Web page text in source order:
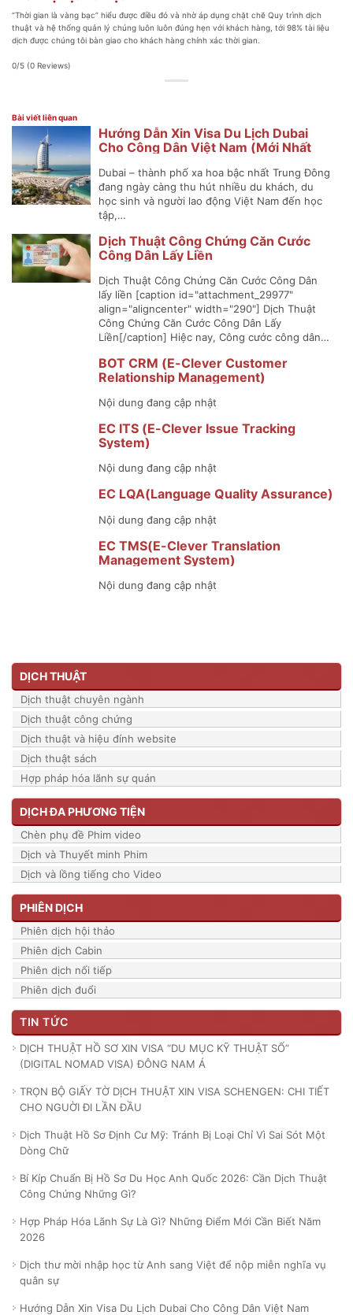
“Thời gian là vàng bạc” hiểu được điều đó và nhờ áp dụng chặt chẽ Quy trình dịch
thuật và hệ thống quản lý chúng luôn luôn đúng hẹn với khách hàng, tới 98% tài liệu
dịch được chúng tôi bàn giao cho khách hàng chính xác thời gian.
0/5 (0 Reviews)
Bài viết liên quan
Hướng Dẫn Xin Visa Du Lịch Dubai
Cho Công Dân Việt Nam (Mới Nhất
Dubai – thành phố xa hoa bậc nhất Trung Đông
đang ngày càng thu hút nhiều du khách, du
học sinh và người lao động Việt Nam đến học
tập,…
Dịch Thuật Công Chứng Căn Cước
Công Dân Lấy Liền
Dịch Thuật Công Chứng Căn Cước Công Dân
lấy liền [caption id="attachment_29977"
align="aligncenter" width="290"] Dịch Thuật
Công Chứng Căn Cước Công Dân Lấy
Liền[/caption] Hiệc nay, Công cước công dân…
BOT CRM (E-Clever Customer
Relationship Management)
Nội dung đang cập nhật
EC ITS (E-Clever Issue Tracking
System)
Nội dung đang cập nhật
EC LQA(Language Quality Assurance)
Nội dung đang cập nhật
EC TMS(E-Clever Translation
Management System)
Nội dung đang cập nhật
DỊCH THUẬT
Dịch thuật chuyên ngành
Dịch thuật công chứng
Dịch thuật và hiệu đính website
Dịch thuật sách
Hợp pháp hóa lãnh sự quán
DỊCH ĐA PHƯƠNG TIỆN
Chèn phụ đề Phim video
Dịch và Thuyết minh Phim
Dịch và lồng tiếng cho Video
PHIÊN DỊCH
Phiên dịch hội thảo
Phiên dịch Cabin
Phiên dịch nối tiếp
Phiên dịch đuổi
TIN TỨC
DỊCH THUẬT HỒ SƠ XIN VISA “DU MỤC KỸ THUẬT SỐ”
(DIGITAL NOMAD VISA) ĐÔNG NAM Á
TRỌN BỘ GIẤY TỜ DỊCH THUẬT XIN VISA SCHENGEN: CHI TIẾT
CHO NGUỜI ĐI LẦN ĐẦU
Dịch Thuật Hồ Sơ Định Cư Mỹ: Tránh Bị Loại Chỉ Vì Sai Sót Một
Dòng Chữ
Bí Kíp Chuẩn Bị Hồ Sơ Du Học Anh Quốc 2026: Cần Dịch Thuật
Công Chứng Những Gì?
Hợp Pháp Hóa Lãnh Sự Là Gì? Những Điểm Mới Cần Biết Năm
2026
Dịch thư mời nhập học từ Anh sang Việt để nộp miễn nghĩa vụ
quân sự
Hướng Dẫn Xin Visa Du Lịch Dubai Cho Công Dân Việt Nam